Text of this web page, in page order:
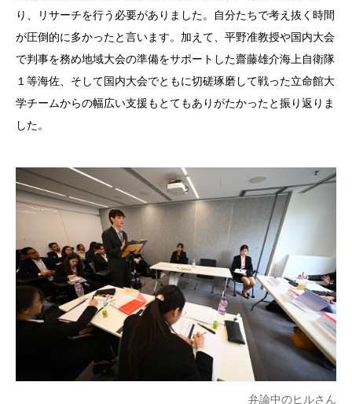
り、リサーチを行う必要がありました。自分たちで考え抜く時間
が圧倒的に多かったと言います。加えて、平野准教授や国内大会
で判事を務め地域大会の準備をサポートした齋藤雄介海上自衛隊
１等海佐、そして国内大会でともに切磋琢磨して戦った立命館大
学チームからの幅広い支援もとてもありがたかったと振り返りま
した。
弁論中のヒルさん